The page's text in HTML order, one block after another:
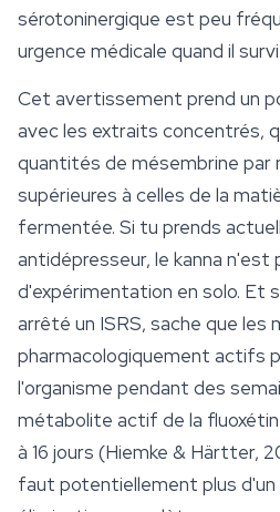
sérotoninergique est peu
urgence médicale quand il
Cet avertissement prend un
avec les extraits concentrés,
quantités de mésembrine
supérieures à celles de la
fermentée. Si tu prends
antidépresseur, le kanna n'est
d'expérimentation en solo. Et
arrêté un ISRS, sache que les
pharmacologiquement actifs
l'organisme pendant des
métabolite actif de la
à 16 jours (Hiemke & Härtter,
faut potentiellement plus d'un